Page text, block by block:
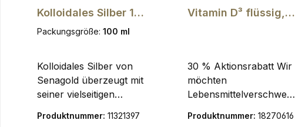
Durchschnittliche Bewertung von 5 von 5 Sternen
Kolloidales Silber 10
ppm, 100 ml
Packungsgröße: 100 ml
Kolloidales Silber von
Senagold überzeugt mit
seiner vielseitigen
höchstmöglichen
Produktnummer: 11321397
Vitamin D³ flüssig,
30 % Aktionsrabatt Wir
möchten
Lebensmittelverschwend
bieten dieses Produkt
Produktnummer:18270616